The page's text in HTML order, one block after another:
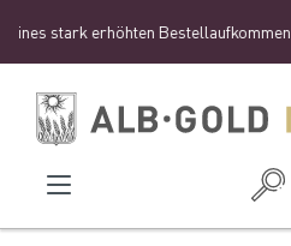
stark erhöhten Bestellaufkommens